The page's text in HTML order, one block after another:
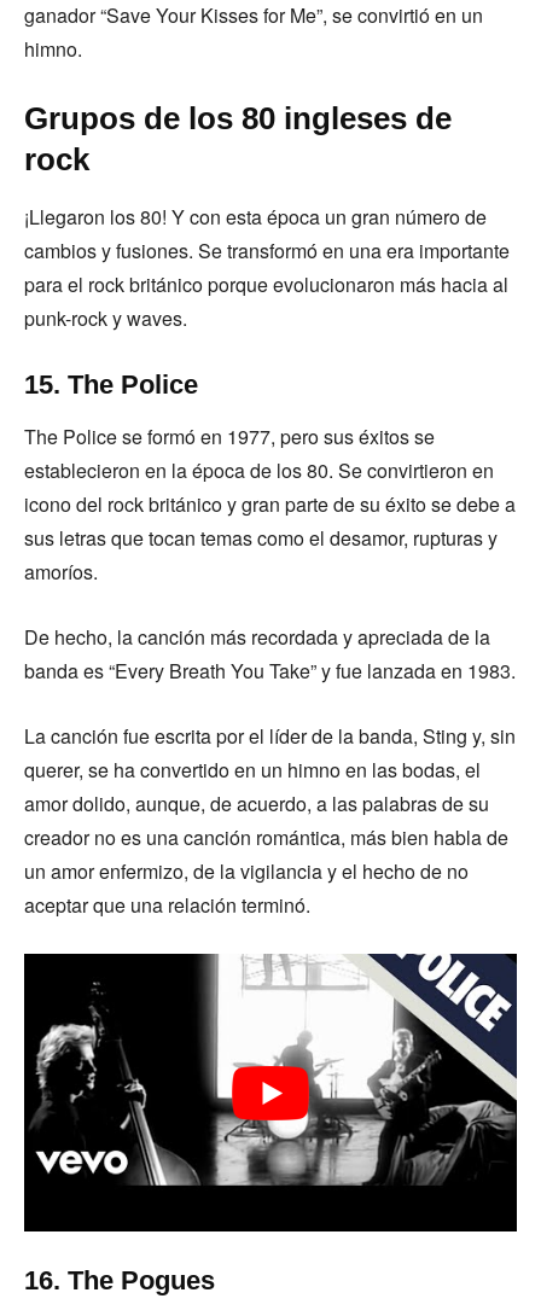
ganador “Save Your Kisses for Me”, se convirtió en un
himno.
Grupos de los 80 ingleses de
rock
¡Llegaron los 80! Y con esta época un gran número de
cambios y fusiones. Se transformó en una era importante
para el rock británico porque evolucionaron más hacia al
punk-rock y waves.
15. The Police
The Police se formó en 1977, pero sus éxitos se
establecieron en la época de los 80. Se convirtieron en
icono del rock británico y gran parte de su éxito se debe a
sus letras que tocan temas como el desamor, rupturas y
amoríos.
De hecho, la canción más recordada y apreciada de la
banda es “Every Breath You Take” y fue lanzada en 1983.
La canción fue escrita por el líder de la banda, Sting y, sin
querer, se ha convertido en un himno en las bodas, el
amor dolido, aunque, de acuerdo, a las palabras de su
creador no es una canción romántica, más bien habla de
un amor enfermizo, de la vigilancia y el hecho de no
aceptar que una relación terminó.
16. The Pogues